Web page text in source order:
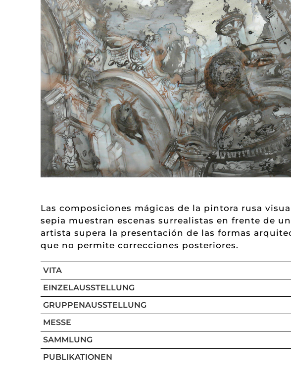
Las composiciones mágicas de la pintora rusa
sepia muestran escenas surrealistas en frente de
artista supera la presentación de las formas
que no permite correcciones posteriores.
VITA
EINZELAUSSTELLUNG
GRUPPENAUSSTELLUNG
MESSE
SAMMLUNG
PUBLIKATIONEN